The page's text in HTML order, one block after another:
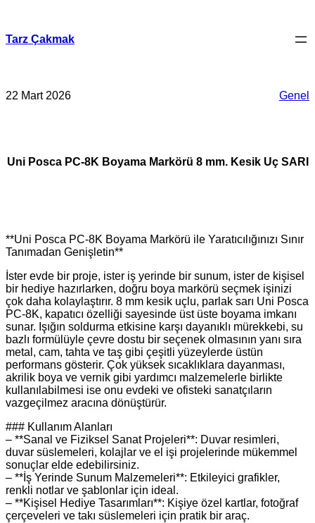
Tarz Çakmak
22 Mart 2026 Genel
Uni Posca PC-8K Boyama Markörü 8 mm. Kesik Uç SARI
**Uni Posca PC-8K Boyama Markörü ile Yaratıcılığınızı Sınır
Tanımadan Genişletin**
İster evde bir proje, ister iş yerinde bir sunum, ister de kişisel
bir hediye hazırlarken, doğru boya markörü seçmek işinizi
çok daha kolaylaştırır. 8 mm kesik uçlu, parlak sarı Uni Posca
PC-8K, kapatıcı özelliği sayesinde üst üste boyama imkanı
sunar. Işığın soldurma etkisine karşı dayanıklı mürekkebi, su
bazlı formülüyle çevre dostu bir seçenek olmasının yanı sıra
metal, cam, tahta ve taş gibi çeşitli yüzeylerde üstün
performans gösterir. Çok yüksek sıcaklıklara dayanması,
akrilik boya ve vernik gibi yardımcı malzemelerle birlikte
kullanılabilmesi ise onu evdeki ve ofisteki sanatçıların
vazgeçilmez aracına dönüştürür.
### Kullanım Alanları
– **Sanal ve Fiziksel Sanat Projeleri**: Duvar resimleri,
duvar süslemeleri, kolajlar ve el işi projelerinde mükemmel
sonuçlar elde edebilirsiniz.
– **İş Yerinde Sunum Malzemeleri**: Etkileyici grafikler,
renkli notlar ve şablonlar için ideal.
– **Kişisel Hediye Tasarımları**: Kişiye özel kartlar, fotoğraf
çerçeveleri ve takı süslemeleri için pratik bir araç.